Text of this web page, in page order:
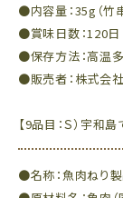
●内容量：35g（竹
●賞味日数：120日
●保存方法：高温
●販売者：株式会
【9品目：Ｓ）宇和
●名称：魚肉ねり